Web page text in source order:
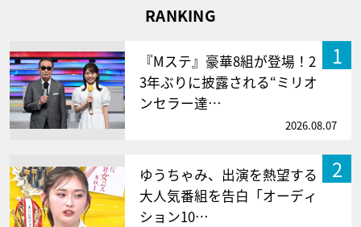
RANKING
1
『Mステ』豪華8組が登場！2
3年ぶりに披露される“ミリオ
ンセラー達…
2026.08.07
2
ゆうちゃみ、出演を熱望する
大人気番組を告白「オーディ
ション10…